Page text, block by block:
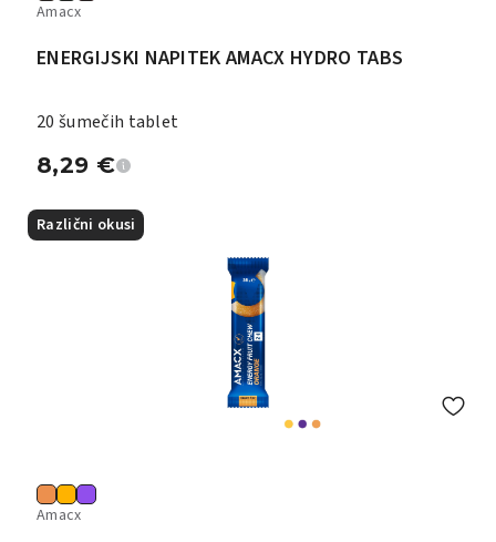
Amacx
ENERGIJSKI NAPITEK AMACX HYDRO TABS
20 šumečih tablet
8,29 €
Različni okusi
Amacx